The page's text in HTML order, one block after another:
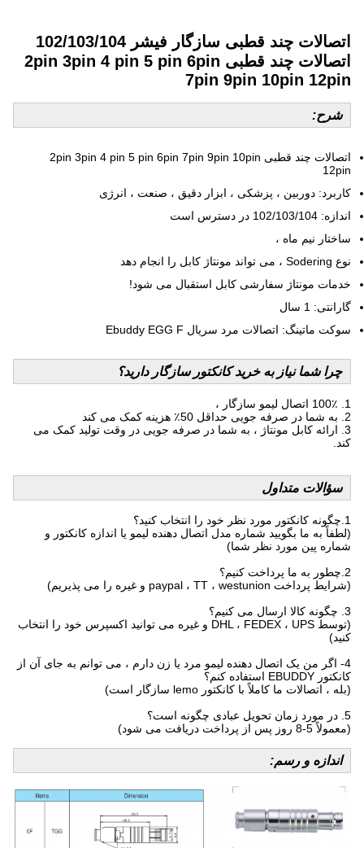
اتصالات چند قطبی سازگار فیشر 102/103/104
اتصالات چند قطبی 2pin 3pin 4 pin 5 pin 6pin
7pin 9pin 10pin 12pin
شرح:
اتصالات چند قطبی 2pin 3pin 4 pin 5 pin 6pin 7pin 9pin 10pin
12pin
کاربرد: دوربین ، پزشکی ، ابزار دقیق ، صنعت ، انرژی
اندازه: 102/103/104 در دسترس است
ساختار نیم ماه ،
نوع Sodering ، می تواند مونتاژ کابل را انجام دهد
خدمات مونتاژ سفارشی کابل استقبال می شود!
گارانتی: 1 سال
سوکت ماتینگ: اتصالات مرد سریال Ebuddy EGG F
چرا شما نیاز به خرید کانکتور سازگار دارید؟
1. 100٪ اتصال لیمو سازگار ،
2. به شما در صرفه جویی حداقل 50٪ هزینه کمک می کند
3. ارائه کابل مونتاژ ، به شما در صرفه جویی در وقت تولید کمک می
کند.
سؤالات متداول
1.چگونه کانکتور مورد نظر خود را انتخاب کنید؟
(لطفاً به ما بگویید شماره مدل اتصال دهنده لیمو یا اندازه کانکتور و
شماره پین ​​مورد نظر شما)
2.چطور به ما پرداخت کنیم؟
(شرایط پرداخت paypal ، TT ، westunion و غیره را می پذیریم)
3. چگونه کالا ارسال می کنیم؟
(توسط DHL ، FEDEX ، UPS و غیره می توانید اکسپرس خود را انتخاب
کنید)
4- اگر من یک اتصال دهنده لیمو مرد یا زن دارم ، می توانم به جای آن از
کانکتور EBUDDY استفاده کنم؟
(بله ، اتصالات ما کاملاً با کانکتور lemo سازگار است)
5. در مورد زمان تحویل عبادی چگونه است؟
(معمولاً 5-8 روز پس از پرداخت دریافت می شود)
اندازه و رسم: